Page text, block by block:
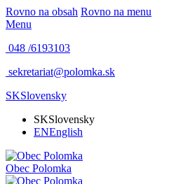
Rovno na obsah Rovno na menu
Menu
048 /6193103
sekretariat@polomka.sk
SKSlovensky
SKSlovensky
ENEnglish
Obec Polomka